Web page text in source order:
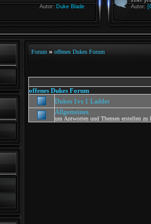
Autor: Duke Blade Autor:
Forum » offenes Dukes Forum
offenes Dukes Forum
Dukes 1vs 1 Ladder
Allgemeines
um Antworten und Themen erstellen zu